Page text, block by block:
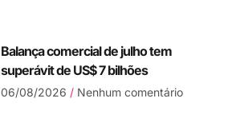
Balança comercial de julho tem
superávit de US$ 7 bilhões
06/08/2026 Nenhum comentário